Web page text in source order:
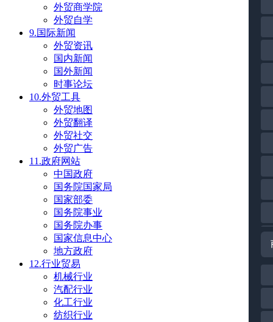
外贸商学院
外贸自学
9.国际新闻
外贸资讯
国内新闻
国外新闻
时事论坛
10.外贸工具
外贸地图
外贸翻译
外贸社交
外贸广告
11.政府网站
中国政府
国务院国家局
国家部委
国务院事业
国务院办事
国家信息中心
地方政府
12.行业贸易
机械行业
汽配行业
化工行业
纺织行业